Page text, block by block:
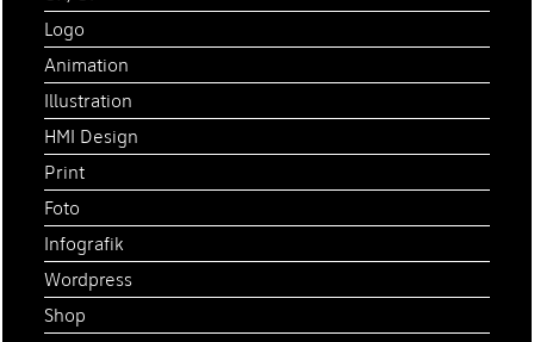
Logo
Animation
Illustration
HMI Design
Print
Foto
Infografik
Wordpress
Shop